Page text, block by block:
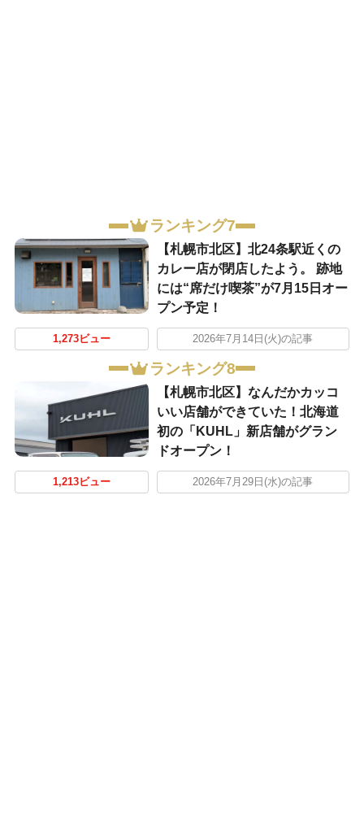
ランキング7
【札幌市北区】北24条駅近くの
カレー店が閉店したよう。 跡地
には“席だけ喫茶”が7月15日オー
プン予定！
1,273ビュー 2026年7月14日(火)の記事
ランキング8
【札幌市北区】なんだかカッコ
いい店舗ができていた！北海道
初の「KUHL」新店舗がグラン
ドオープン！
1,213ビュー 2026年7月29日(水)の記事